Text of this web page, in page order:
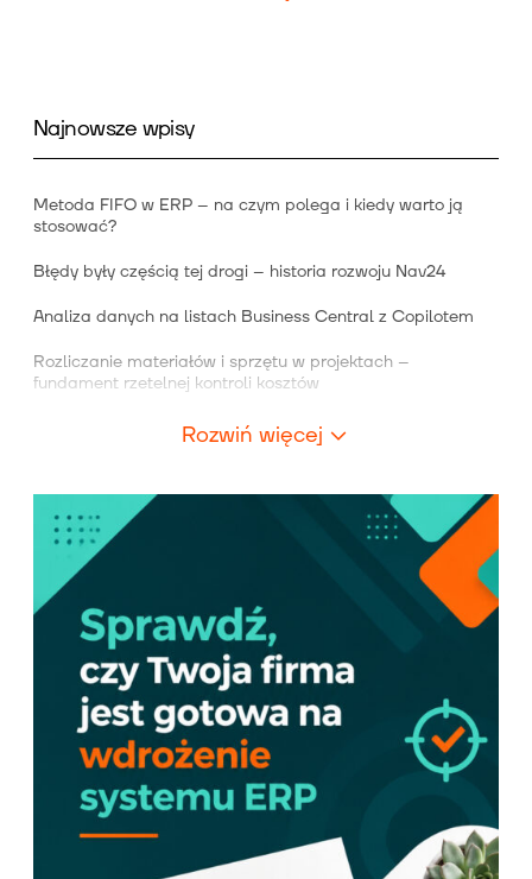
Najnowsze wpisy
Metoda FIFO w ERP – na czym polega i kiedy warto ją
stosować?
Błędy były częścią tej drogi – historia rozwoju Nav24
Analiza danych na listach Business Central z Copilotem
Rozliczanie materiałów i sprzętu w projektach –
fundament rzetelnej kontroli kosztów
Rozwiń więcej